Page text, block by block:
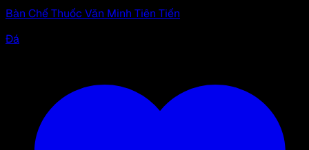
Bàn Chế Thuốc Văn Minh Tiên Tiến
Đá